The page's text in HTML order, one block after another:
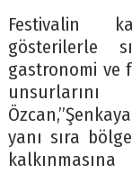
Festivalin
gösterilerle
gastronomi ve
yanı sıra